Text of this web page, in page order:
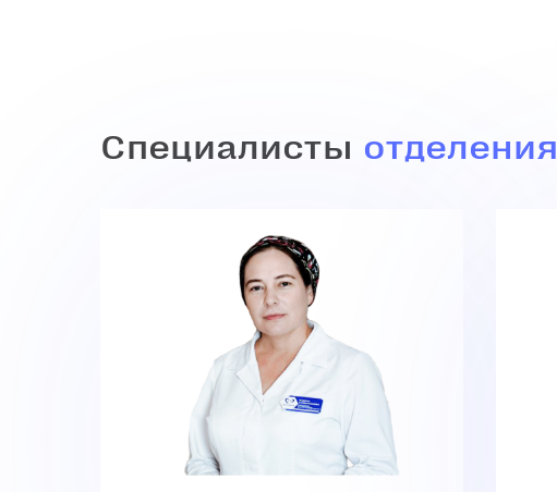
Специалисты отделения